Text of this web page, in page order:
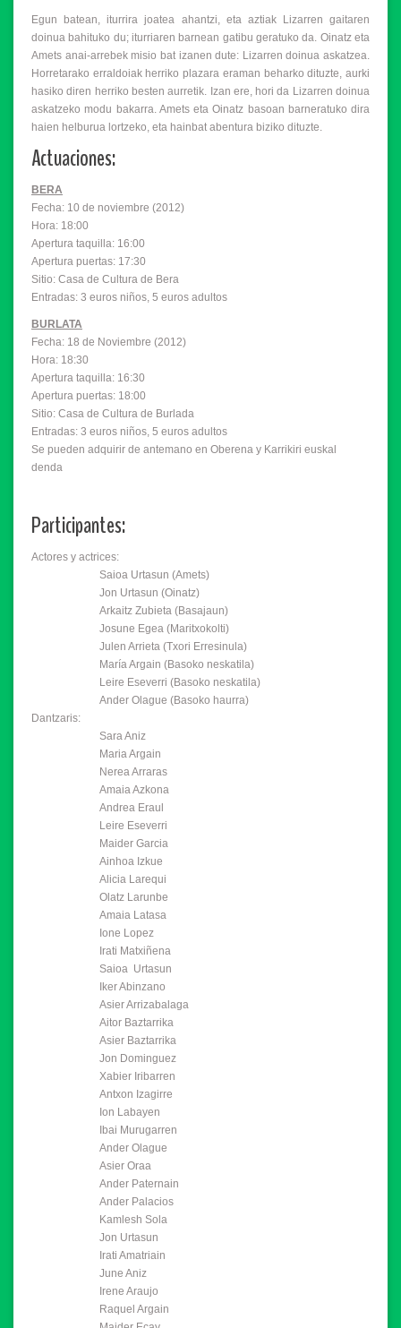
Egun batean, iturrira joatea ahantzi, eta aztiak Lizarren gaitaren
doinua bahituko du; iturriaren barnean gatibu geratuko da. Oinatz eta
Amets anai-arrebek misio bat izanen dute: Lizarren doinua askatzea.
Horretarako erraldoiak herriko plazara eraman beharko dituzte, aurki
hasiko diren herriko besten aurretik. Izan ere, hori da Lizarren doinua
askatzeko modu bakarra. Amets eta Oinatz basoan barneratuko dira
haien helburua lortzeko, eta hainbat abentura biziko dituzte.
Actuaciones:
BERA
Fecha: 10 de noviembre (2012)
Hora: 18:00
Apertura taquilla: 16:00
Apertura puertas: 17:30
Sitio: Casa de Cultura de Bera
Entradas: 3 euros niños, 5 euros adultos
BURLATA
Fecha: 18 de Noviembre (2012)
Hora: 18:30
Apertura taquilla: 16:30
Apertura puertas: 18:00
Sitio: Casa de Cultura de Burlada
Entradas: 3 euros niños, 5 euros adultos
Se pueden adquirir de antemano en Oberena y Karrikiri euskal
denda
Participantes:
Actores y actrices:
Saioa Urtasun (Amets)
Jon Urtasun (Oinatz)
Arkaitz Zubieta (Basajaun)
Josune Egea (Maritxokolti)
Julen Arrieta (Txori Erresinula)
María Argain (Basoko neskatila)
Leire Eseverri (Basoko neskatila)
Ander Olague (Basoko haurra)
Dantzaris:
Sara Aniz
Maria Argain
Nerea Arraras
Amaia Azkona
Andrea Eraul
Leire Eseverri
Maider Garcia
Ainhoa Izkue
Alicia Larequi
Olatz Larunbe
Amaia Latasa
Ione Lopez
Irati Matxiñena
Saioa Urtasun
Iker Abinzano
Asier Arrizabalaga
Aitor Baztarrika
Asier Baztarrika
Jon Dominguez
Xabier Iribarren
Antxon Izagirre
Ion Labayen
Ibai Murugarren
Ander Olague
Asier Oraa
Ander Paternain
Ander Palacios
Kamlesh Sola
Jon Urtasun
Irati Amatriain
June Aniz
Irene Araujo
Raquel Argain